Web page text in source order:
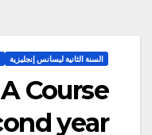
السنة الثانية ليسانس إنجليزية
Course
year